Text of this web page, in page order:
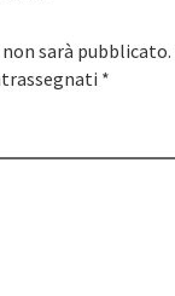
sarà pubblicato.
*